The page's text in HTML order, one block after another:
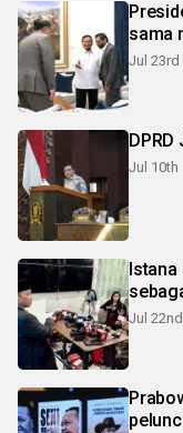
sama
Jul 23rd
Jul 10th
Istana
Jul 22nd